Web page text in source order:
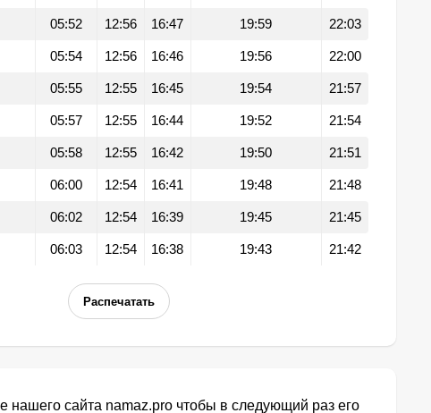
05:52 12:56 16:47 19:59 22:03
05:54 12:56 16:46 19:56 22:00
05:55 12:55 16:45 19:54 21:57
05:57 12:55 16:44 19:52 21:54
05:58 12:55 16:42 19:50 21:51
06:00 12:54 16:41 19:48 21:48
06:02 12:54 16:39 19:45 21:45
06:03 12:54 16:38 19:43 21:42
Распечатать
нашего сайта namaz.pro чтобы в следующий раз его